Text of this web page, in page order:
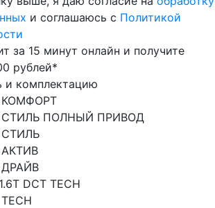
и соглашаюсь с Политикой
за 15 минут онлайн и получите
рублей*
и комплектацию
КОМФОРТ
СТИЛЬ ПОЛНЫЙ ПРИВОД
СТИЛЬ
АКТИВ
ДРАЙВ
DCT TECH